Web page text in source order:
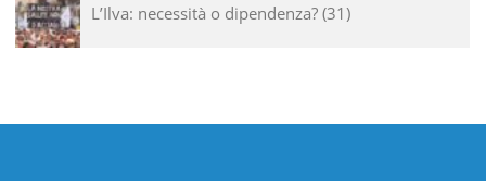
L’Ilva: necessità o dipendenza? 31